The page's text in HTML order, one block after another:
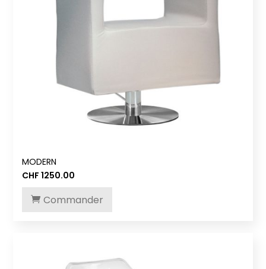
MODERN
CHF 1250.00
Commander